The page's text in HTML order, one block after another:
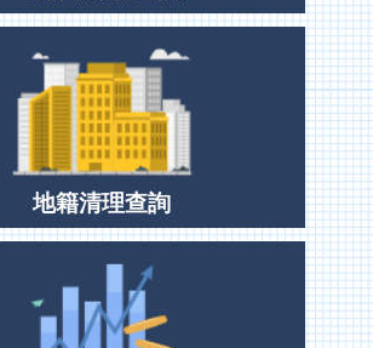
地籍清理查詢